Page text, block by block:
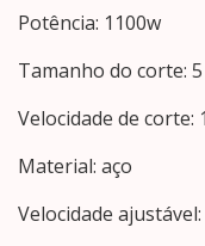
Potência: 1100w
Tamanho do corte:
Velocidade de corte:
Material: aço
Velocidade